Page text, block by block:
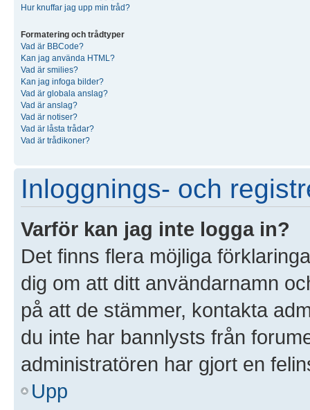
Hur knuffar jag upp min tråd?
Formatering och trådtyper
Vad är BBCode?
Kan jag använda HTML?
Vad är smilies?
Kan jag infoga bilder?
Vad är globala anslag?
Vad är anslag?
Vad är notiser?
Vad är låsta trådar?
Vad är trådikoner?
Inloggnings- och
Varför kan jag inte logga in?
Det finns flera möjliga
dig om att ditt användarnamn
på att de stämmer, kontakta
du inte har bannlysts från
administratören har gjort en
Upp